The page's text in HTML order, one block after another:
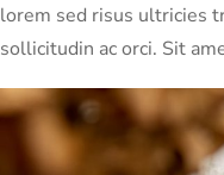
lorem sed risus ultricies
sollicitudin ac orci. Sit